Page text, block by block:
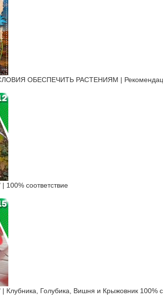
ОБЕСПЕЧИТЬ РАСТЕНИЯМ |
соответствие
Голубика, Вишня и Крыжовник 100%